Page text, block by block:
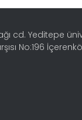
cd. Yeditepe
No:196